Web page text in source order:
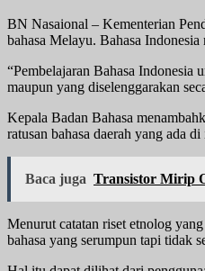
BN Nasaional – Kementerian
bahasa Melayu. Bahasa
“Pembelajaran Bahasa
maupun yang diselenggarakan
Kepala Badan Bahasa
ratusan bahasa daerah yang ada
Baca juga Transistor Mirip
Menurut catatan riset etnolog
bahasa yang serumpun tapi tidak